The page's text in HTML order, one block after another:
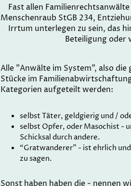
Fast allen
Menschenraub StGB 234,
Irrtum unterlegen zu sein, das
Beteiligung oder
Alle "Anwälte im System”, also
Stücke im
Kategorien aufgeteilt werden:
selbst Täter, geldgierig und /
selbst Opfer, oder Masochist -
Schicksal durch andere.
“Gratwanderer” - ist ehrlich
zu sagen.
Sonst haben haben die - nennen